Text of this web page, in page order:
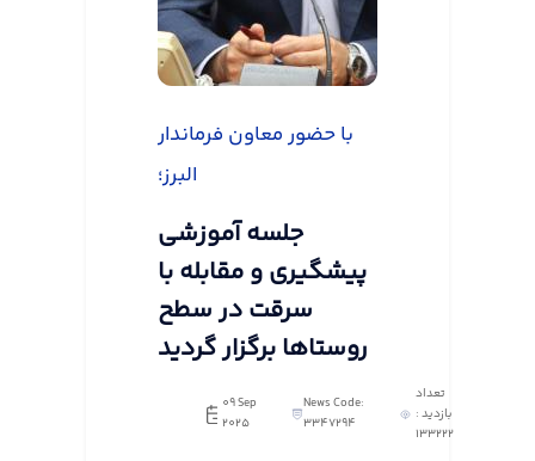
با حضور معاون فرماندار
البرز؛
جلسه آموزشی
پیشگیری و مقابله با
سرقت در سطح
روستاها برگزار گردید
09 Sep
2025
News Code:
3347294
تعداد
بازدید :
133222